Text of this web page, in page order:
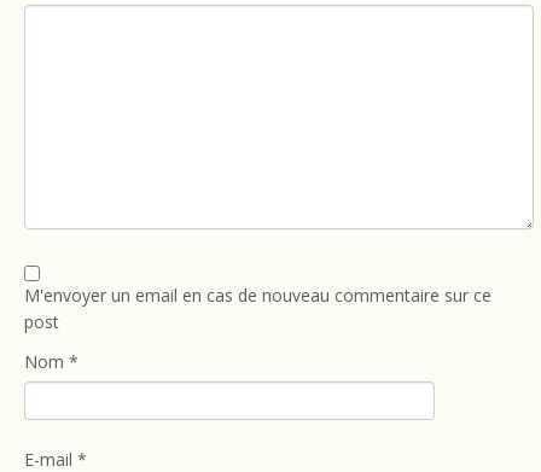
M'envoyer un email en cas de nouveau commentaire sur ce
post
Nom *
E-mail *